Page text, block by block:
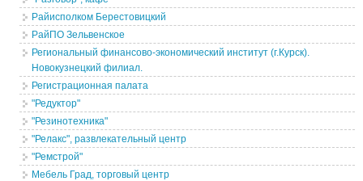
Райисполком Берестовицкий
РайПО Зельвенское
Региональный финансово-экономический институт (г.Курск).
Новокузнецкий филиал.
Регистрационная палата
"Редуктор"
"Резинотехника"
"Релакс", развлекательный центр
"Ремстрой"
Мебель Град, торговый центр